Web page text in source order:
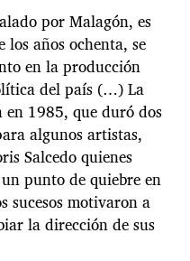
por Malagón, es
los años ochenta, se
en la producción
del país (…) La
1985, que duró dos
algunos artistas,
Salcedo quienes
punto de quiebre en
sucesos motivaron a
la dirección de sus